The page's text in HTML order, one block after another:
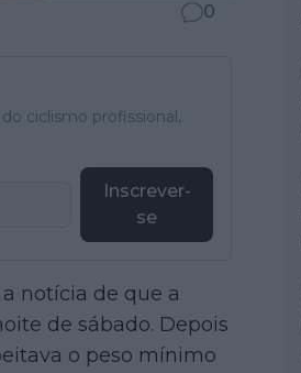
0
ciclismo profissional,
Inscrever-
se
notícia de que a
de sábado. Depois
o peso mínimo